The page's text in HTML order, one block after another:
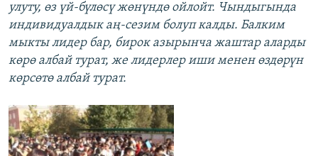
улуту, өз үй-бүлөсү жөнүндө ойлойт. Чындыгында
индивидуалдык аң-сезим болуп калды. Балким
мыкты лидер бар, бирок азырынча жаштар аларды
көрө албай турат, же лидерлер иши менен өздөрүн
көрсөтө албай турат.